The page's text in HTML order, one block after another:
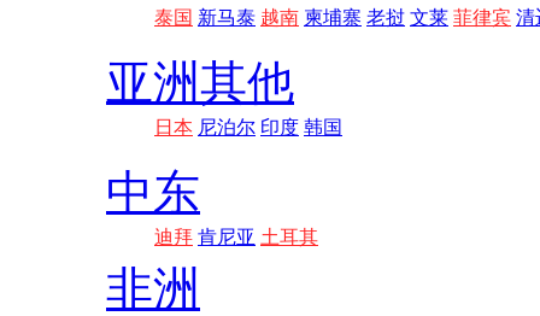
泰国 新马泰 越南 柬埔寨 老挝 文莱 菲律宾 清
亚洲其他
日本 尼泊尔 印度 韩国
中东
迪拜 肯尼亚 土耳其
非洲